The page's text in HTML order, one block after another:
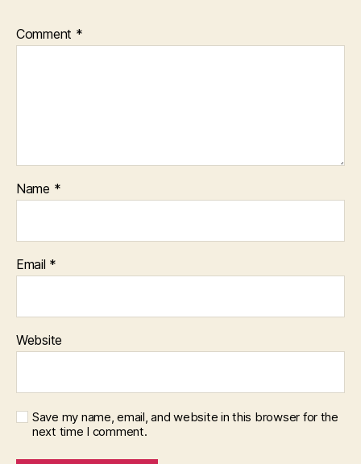
Comment *
Name *
Email *
Website
Save my name, email, and website in this browser for the
next time I comment.